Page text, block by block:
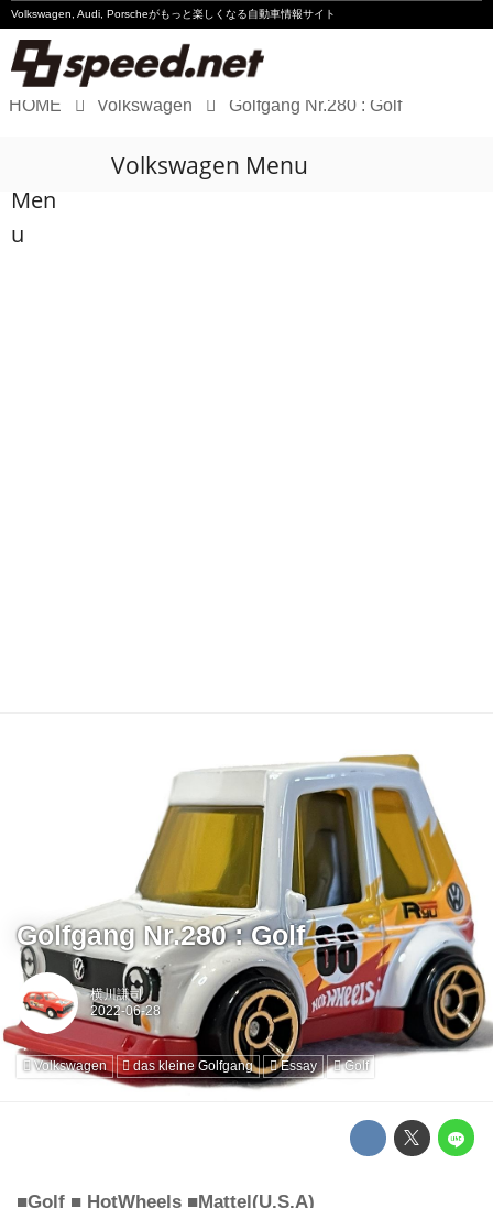
Volkswagen, Audi, Porscheがもっと楽しくなる自動車情報サイト
Audi
HOME Volkswagen Golfgang Nr.280 : Golf
Men
u
Volkswagen Menu
Golfgang Nr.280 : Golf
横川謙司
Volkswagen das kleine Golfgang Essay Golf
■Golf ■ HotWheels ■Mattel(U.S.A)